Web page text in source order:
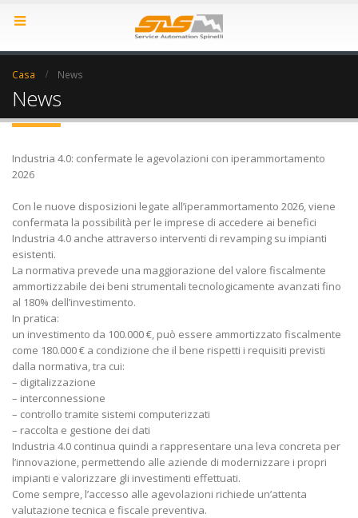
Casa News
News
Industria 4.0: confermate le agevolazioni con iperammortamento
2026
Con le nuove disposizioni legate all’iperammortamento 2026, viene
confermata la possibilità per le imprese di accedere ai benefici
Industria 4.0 anche attraverso interventi di revamping su impianti
esistenti.
La normativa prevede una maggiorazione del valore fiscalmente
ammortizzabile dei beni strumentali tecnologicamente avanzati fino
al 180% dell’investimento.
In pratica:
un investimento da 100.000 €, può essere ammortizzato fiscalmente
come 180.000 € a condizione che il bene rispetti i requisiti previsti
dalla normativa, tra cui:
– digitalizzazione
– interconnessione
– controllo tramite sistemi computerizzati
– raccolta e gestione dei dati
Industria 4.0 continua quindi a rappresentare una leva concreta per
l’innovazione, permettendo alle aziende di modernizzare i propri
impianti e valorizzare gli investimenti effettuati.
Come sempre, l’accesso alle agevolazioni richiede un’attenta
valutazione tecnica e fiscale preventiva.